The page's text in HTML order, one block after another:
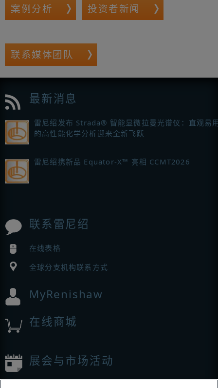
案例分析 投资者新闻
联系媒体团队
最新消息
雷尼绍发布 Strada® 智能显微拉曼光谱仪：直观易
的高性能化学分析迎来全新飞跃
雷尼绍携新品 Equator-X™ 亮相 CCMT2026
联系雷尼绍
在线表格
全球分支机构联系方式
MyRenishaw
在线商城
展会与市场活动